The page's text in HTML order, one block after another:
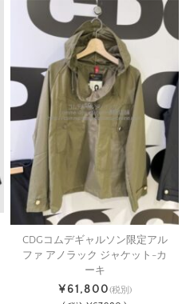
CDGコムデギャルソン限定アル
ファ アノラック ジャケット-カ
ーキ
¥61,800(税別)